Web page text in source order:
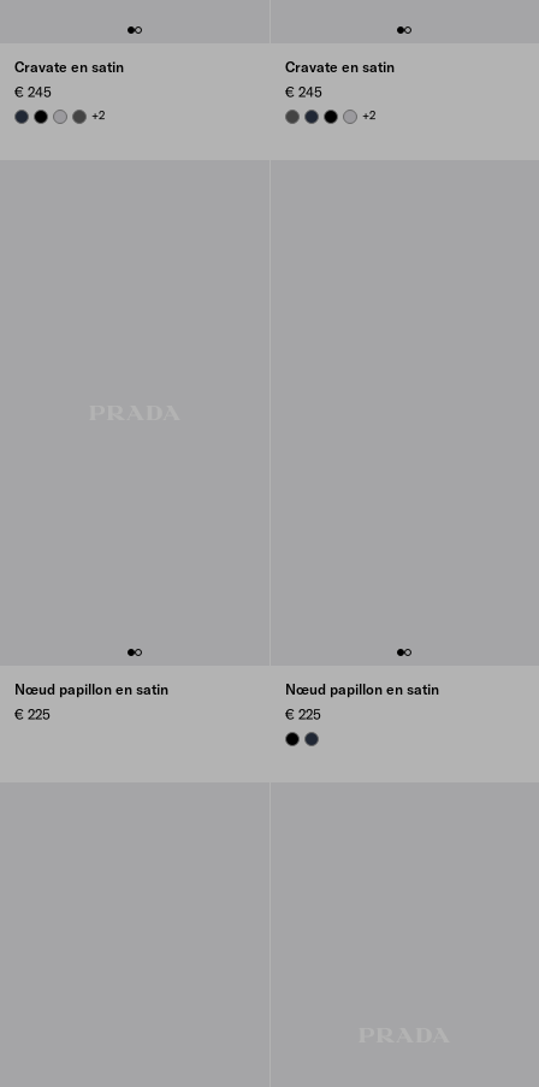
Cravate en satin
€ 245
NAVYBLACKPEARL GRAY
SMOKY GRAY
+2
Cravate en satin
€ 245
SMOKY GRAY
NAVYBLACKPEARL GRAY
+2
Nœud papillon en satin
€ 225
Nœud papillon en satin
€ 225
BLACK
NAVY